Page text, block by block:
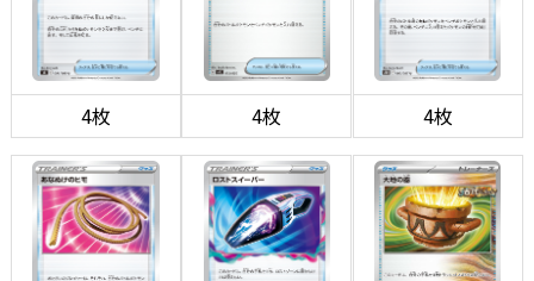
4枚 4枚 4枚